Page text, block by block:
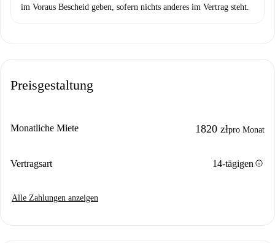
im Voraus Bescheid geben, sofern nichts anderes im Vertrag steht.
Preisgestaltung
Monatliche Miete 1820 złpro Monat
Vertragsart 14-tägigen info
Alle Zahlungen anzeigen